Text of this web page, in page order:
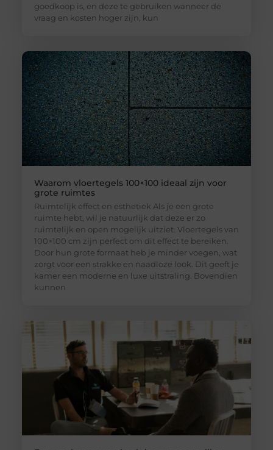
goedkoop is, en deze te gebruiken wanneer de
vraag en kosten hoger zijn, kun
Waarom vloertegels 100×100 ideaal zijn voor
grote ruimtes
Ruimtelijk effect en esthetiek Als je een grote
ruimte hebt, wil je natuurlijk dat deze er zo
ruimtelijk en open mogelijk uitziet. Vloertegels van
100×100 cm zijn perfect om dit effect te bereiken.
Door hun grote formaat heb je minder voegen, wat
zorgt voor een strakke en naadloze look. Dit geeft je
kamer een moderne en luxe uitstraling. Bovendien
kunnen